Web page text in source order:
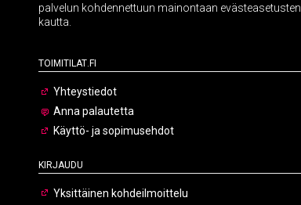
palvelun kohdennettuun mainontaan evästeasetusten
kautta.
Toimitilat.fi
Yhteystiedot
Anna palautetta
Käyttö- ja sopimusehdot
Kirjaudu
Yksittäinen kohdeilmoittelu